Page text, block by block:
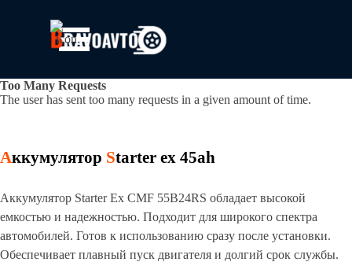
Too Many Requests
The user has sent too many requests in a given amount of time.
Аккумулятор Starter ex 45ah
Аккумулятор Starter Ex CMF 55B24RS обладает высокой
емкостью и надежностью. Подходит для широкого спектра
автомобилей. Готов к использованию сразу после установки.
Обеспечивает плавный пуск двигателя и долгий срок службы.